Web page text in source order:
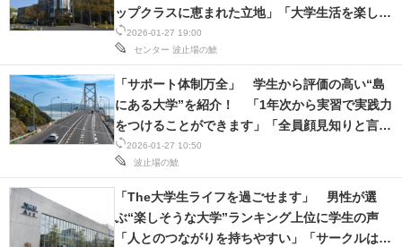
2026-01-27 19:00
センター 波止場の鯱
ップクラスに恵まれた立地」「大学生活を楽しみ
たい人におすすめ」の声
2026-01-27 10:50
波止場の鯱
「サポート体制万全」 学生から評価の高い“島
にある大学”を紹介！ 「1年次から実習で実践力
をつけることができます」「全員顔見知りと言っ
ても過言ではない」
「The大学生ライフを過ごせます」 男性が選
ぶ“楽しそうな大学”ランキング上位に学生の声
「人とのつながりを持ちやすい」「サークルはま